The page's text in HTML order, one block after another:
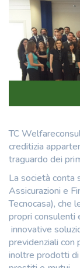
TC
creditizia
traguardo dei
La società conta
Assicurazioni e
Tecnocasa), che
propri consulenti
innovative
previdenziali
inoltre prodotti